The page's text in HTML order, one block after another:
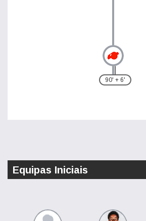
90' + 6'
Equipas Iniciais